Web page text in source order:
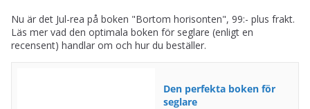
Nu är det Jul-rea på boken "Bortom horisonten", 99:- plus frakt.
Läs mer vad den optimala boken för seglare (enligt en
recensent) handlar om och hur du beställer.
Den perfekta boken för
seglare